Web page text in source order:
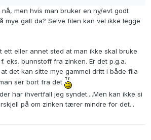
men hvis man bruker en ny/evt godt
mye galt da? Selve filen kan vel ikke legge
ett eller annet sted at man ikke skal bruke
eks. bunnstoff fra zinken. Er det p.g.a.
det kan sitte mye gammel dritt i både fila
ser bort fra det
har ihvertfall jeg syndet....Men kan ikke si
på om zinken tærer mindre for det...